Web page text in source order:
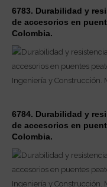
6783. Durabilidad y
de accesorios en
Colombia.
6784. Durabilidad y
de accesorios en
Colombia.